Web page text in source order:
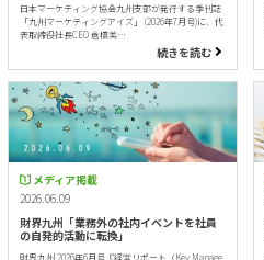
日本マーケティング協会九州支部が発行する季刊誌
「九州マーケティングアイズ」 (2026年7月号)に、代
表取締役社長CEO 倉橋美…
続きを読む
メディア掲載
2026.06.09
財界九州「業務外の社内イベントを社員
の自発的活動に転換」
財界九州 2026年6月号『経営リポート（Key Manage